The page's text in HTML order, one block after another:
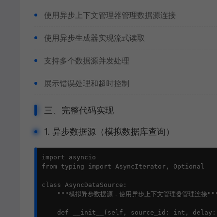
使用异步上下文管理器管理数据源连接
使用异步生成器实现流式读取
支持多个数据源并发处理
展示错误处理和超时控制
三、完整代码实现
1. 异步数据源（模拟数据库查询）
import asyncio
from typing import AsyncIterator, Optional
class AsyncDataSource:
"""模拟异步数据源，使用异步上下文管理器管理连接
def __init__(self, source_id: int,